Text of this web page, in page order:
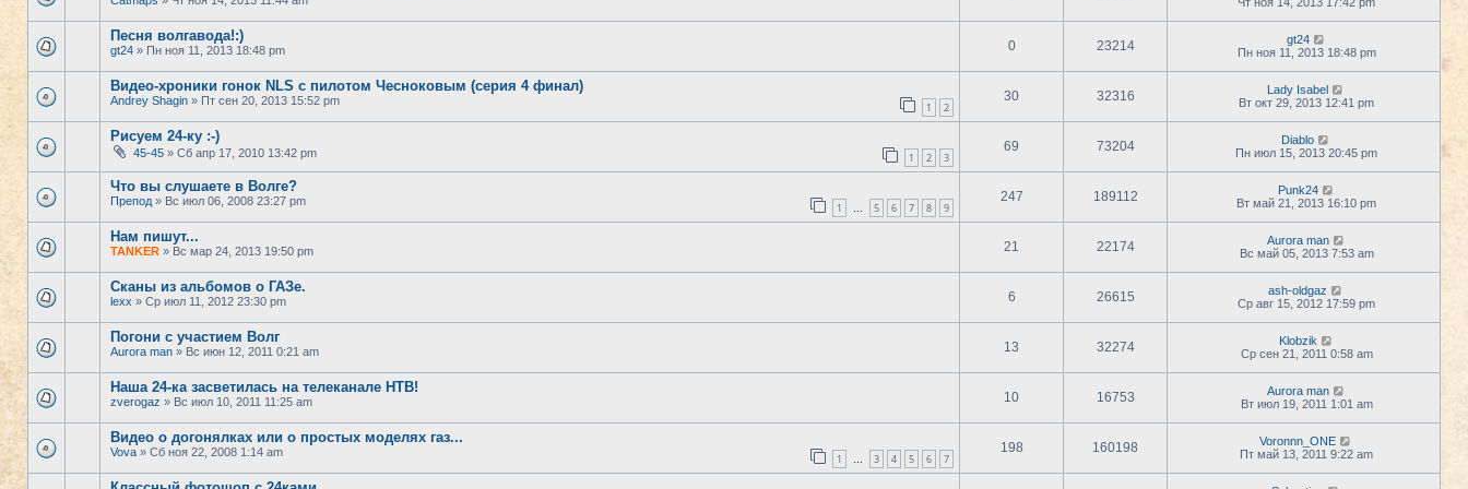
Песня волгавода!:)
gt24 » Пн ноя 11, 2013 18:48 pm 0 23214
gt24
Пн ноя 11, 2013 18:48 pm
Видео-хроники гонок NLS с пилотом Чесноковым (серия 4 финал)
Andrey Shagin » Пт сен 20, 2013 15:52 pm 1 2
30 32316
Lady Isabel
Вт окт 29, 2013 12:41 pm
Рисуем 24-ку :-)
45-45 » Сб апр 17, 2010 13:42 pm 1 2 3
69 73204
Diablo
Пн июл 15, 2013 20:45 pm
Что вы слушаете в Волге?
Препод » Вс июл 06, 2008 23:27 pm 1 … 5 6 7 8 9
247 189112
Punk24
Вт май 21, 2013 16:10 pm
Нам пишут...
TANKER » Вс мар 24, 2013 19:50 pm 21 22174
Aurora man
Вс май 05, 2013 7:53 am
Сканы из альбомов о ГАЗе.
lexx » Ср июл 11, 2012 23:30 pm 6 26615
ash-oldgaz
Ср авг 15, 2012 17:59 pm
Погони с участием Волг
Aurora man » Вс июн 12, 2011 0:21 am 13 32274
Klobzik
Ср сен 21, 2011 0:58 am
Наша 24-ка засветилась на телеканале НТВ!
zverogaz » Вс июл 10, 2011 11:25 am 10 16753
Aurora man
Вт июл 19, 2011 1:01 am
Видео о догонялках или о простых моделях газ...
Vova » Сб ноя 22, 2008 1:14 am 1 … 3 4 5 6 7
198 160198
Voronnn_ONE
Пт май 13, 2011 9:22 am